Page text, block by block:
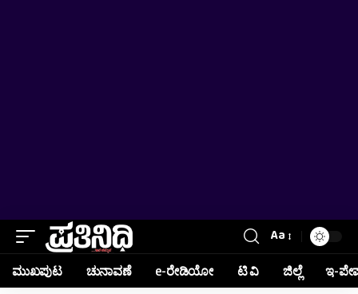
Aa
ಮುಖಪುಟ ಚುನಾವಣೆ e-ರೇಡಿಯೋ ಟಿ ವಿ ಜಿಲ್ಲೆ ಇ-